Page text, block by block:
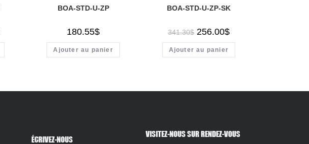
BOA-STD-U-ZP
180.55$
Ajouter au panier
BOA-STD-U-ZP-SK
341.30$ 256.00$
Ajouter au panier
ÉCRIVEZ-NOUS
VISITEZ-NOUS SUR RENDEZ-VOUS